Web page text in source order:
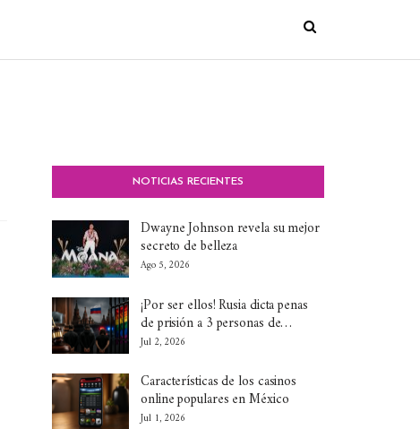
NOTICIAS RECIENTES
Dwayne Johnson revela su mejor
secreto de belleza
Ago 5, 2026
¡Por ser ellos! Rusia dicta penas
de prisión a 3 personas de…
Jul 2, 2026
Características de los casinos
online populares en México
Jul 1, 2026